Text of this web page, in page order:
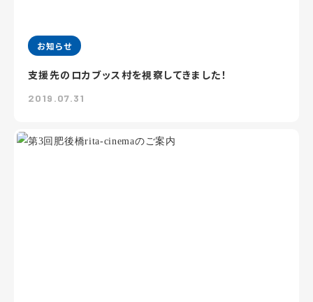
お知らせ
支援先のロカブッス村を視察してきました！
2019.07.31